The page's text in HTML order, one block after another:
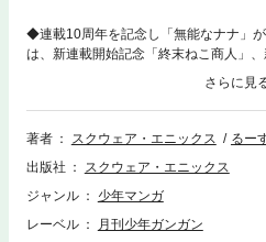
◆連載10周年を記念し「無能なナナ」
は、新連載開始記念「終末ねこ商人」
り方」、最新単行本の発売を記念し「
「裏世界ピクニック」「FINAL
らに、特別読切「恋する国のアリス」
ラインナップ!!※紙で発行した雑誌と、
ものです。【収録作品】「無能なナナ
庵／「魔女の終活帳」原作：石原宙 漫
くれ騎士とふわふわ姫様 古城暮らしと
著者 スクウェア・エニックス るー
出版社
スクウェア・エニックス
ジャンル
少年マンガ
レーベル
月刊少年ガンガン